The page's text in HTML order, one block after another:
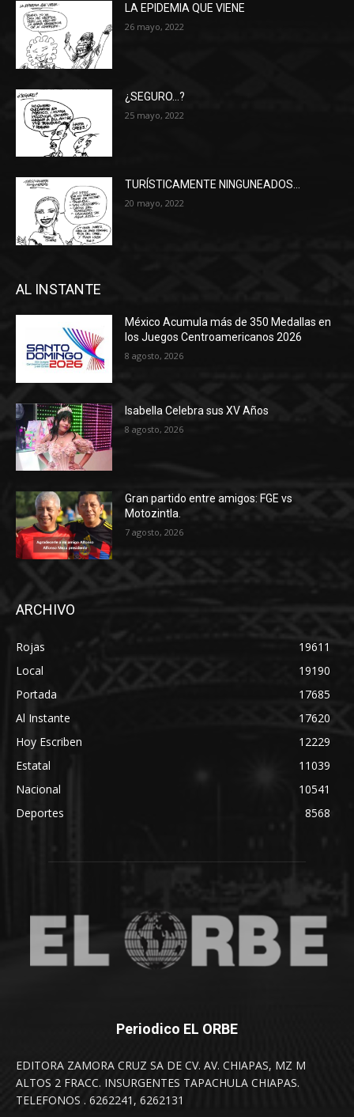
LA EPIDEMIA QUE VIENE
26 mayo, 2022
¿SEGURO…?
25 mayo, 2022
TURÍSTICAMENTE NINGUNEADOS…
20 mayo, 2022
AL INSTANTE
México Acumula más de 350 Medallas en
los Juegos Centroamericanos 2026
8 agosto, 2026
Isabella Celebra sus XV Años
8 agosto, 2026
Gran partido entre amigos: FGE vs
Motozintla.
7 agosto, 2026
ARCHIVO
Rojas
19611
Local
19190
Portada
17685
Al Instante
17620
Hoy Escriben
12229
Estatal
11039
Nacional
10541
Deportes
8568
Periodico EL ORBE
EDITORA ZAMORA CRUZ SA DE CV. AV. CHIAPAS, MZ M
ALTOS 2 FRACC. INSURGENTES TAPACHULA CHIAPAS.
TELEFONOS . 6262241, 6262131